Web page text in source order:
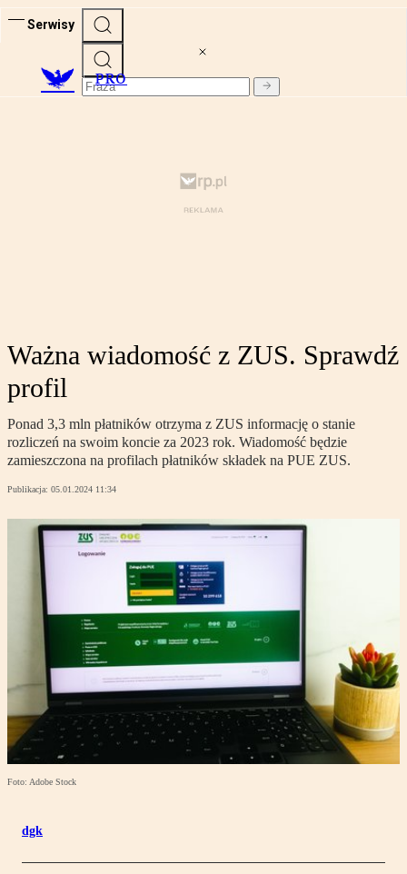
Serwisy
PRO
Ważna wiadomość z ZUS. Sprawdź
profil
Ponad 3,3 mln płatników otrzyma z ZUS informację o stanie
rozliczeń na swoim koncie za 2023 rok. Wiadomość będzie
zamieszczona na profilach płatników składek na PUE ZUS.
Publikacja: 05.01.2024 11:34
Foto: Adobe Stock
dgk